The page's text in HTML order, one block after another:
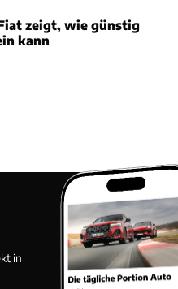
zeigt, wie günstig
kann
in